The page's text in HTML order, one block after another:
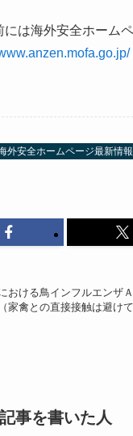
には海外安全ホーム
外安全ホームページ最新情報
おける鳥インフルエンザ
家禽との直接接触は避けて
事を書いた人